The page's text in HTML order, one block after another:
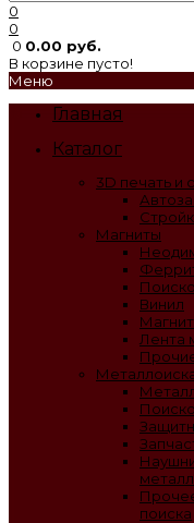
0
0
0 0.00 руб.
В корзине пусто!
Меню
Главная
Каталог
3D печать и
Магниты
Винил
Лента
поиска